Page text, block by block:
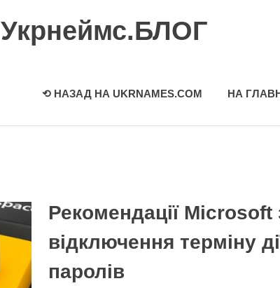
Укрнеймс.БЛОГ
⟲ НАЗАД НА UKRNAMES.COM НА
Рекомендації Microsoft
відключення терміну
паролів